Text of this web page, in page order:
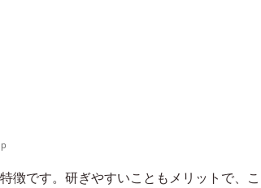
徴です。研ぎやすいこともメリットで、こ